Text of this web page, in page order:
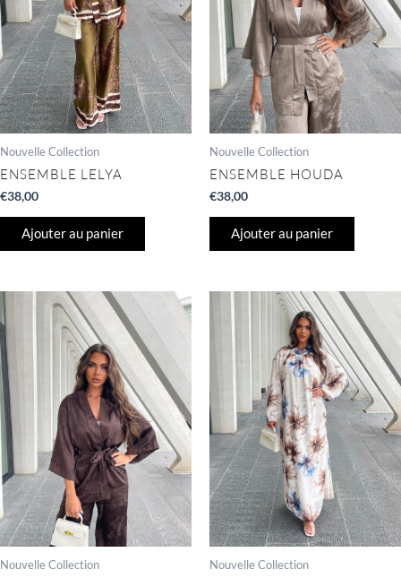
Nouvelle Collection
ENSEMBLE LELYA
€38,00
Ajouter au panier
Nouvelle Collection
ENSEMBLE HOUDA
€38,00
Ajouter au panier
Nouvelle Collection Nouvelle Collection